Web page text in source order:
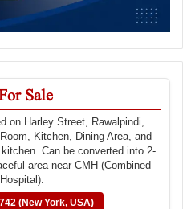
Sale
on Harley Street, Rawalpindi,
Kitchen, Dining Area, and
Can be converted into 2-
area near CMH (Combined
(New York, USA)